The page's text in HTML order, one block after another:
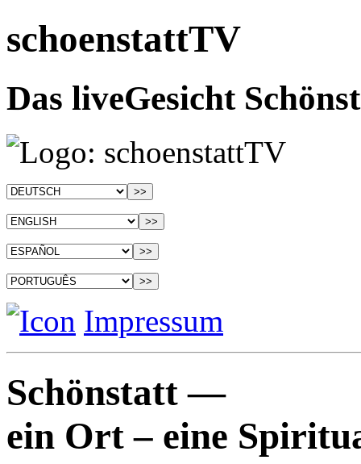
schoenstattTV
Das liveGesicht
Impressum
Schönstatt —
ein Ort – eine